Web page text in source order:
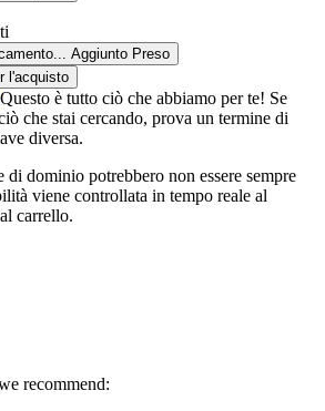
Aggiunto Preso
l'acquisto
Questo è tutto ciò che abbiamo per te! Se
che stai cercando, prova un termine di
diversa.
di dominio potrebbero non essere sempre
viene controllata in tempo reale al
carrello.
recommend: